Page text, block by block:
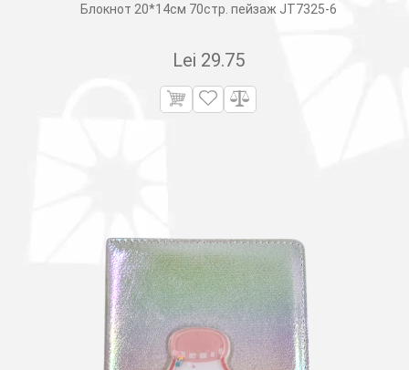
Блокнот 20*14см 70стр. пейзаж JT7325-6
Lei 29.75